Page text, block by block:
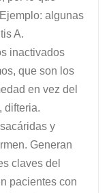
algunas
A.
inactivados
que son los
en vez del
difteria.
y
Generan
claves del
pacientes con